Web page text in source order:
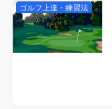
ゴルフ上達・練習法